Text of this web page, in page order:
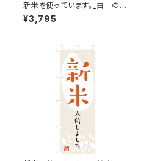
新米を使っています。_白 のぼ
り旗
¥3,795